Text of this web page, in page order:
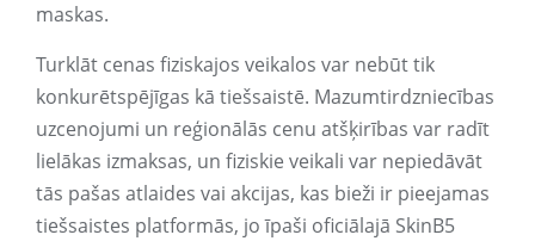
maskas.
Turklāt cenas fiziskajos veikalos var nebūt tik
konkurētspējīgas kā tiešsaistē. Mazumtirdzniecības
uzcenojumi un reģionālās cenu atšķirības var radīt
lielākas izmaksas, un fiziskie veikali var nepiedāvāt
tās pašas atlaides vai akcijas, kas bieži ir pieejamas
tiešsaistes platformās, jo īpaši oficiālajā SkinB5